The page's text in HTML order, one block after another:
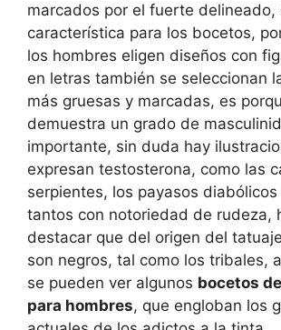
marcados por el fuerte delineado,
característica para los bocetos,
los hombres eligen diseños con
en letras también se seleccionan
más gruesas y marcadas, es
demuestra un grado de
importante, sin duda hay
expresan testosterona, como las
serpientes, los payasos
tantos con notoriedad de rudeza,
destacar que del origen del
son negros, tal como los tribales,
se pueden ver algunos bocetos
para hombres, que engloban los